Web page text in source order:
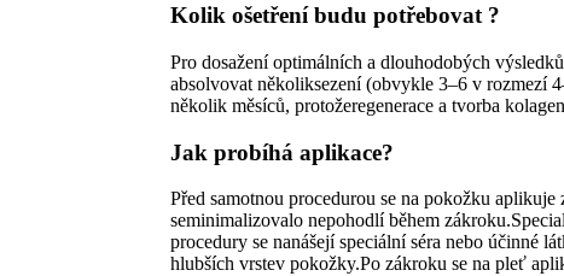
Kolik ošetření budu potřebovat ?
Pro dosažení optimálních a dlouhodobých
absolvovat několiksezení (obvykle 3–6 v rozmezí
několik měsíců, protožeregenerace a tvorba
Jak probíhá aplikace?
Před samotnou procedurou se na pokožku
seminimalizovalo nepohodlí během
procedury se nanášejí speciální séra nebo účinné
hlubších vrstev pokožky.Po zákroku se na pleť